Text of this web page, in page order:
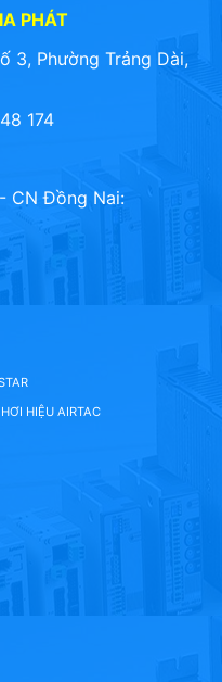
PHÁT
3, Phường Trảng Dài,
174
CN Đồng Nai:
HIỆU AIRTAC